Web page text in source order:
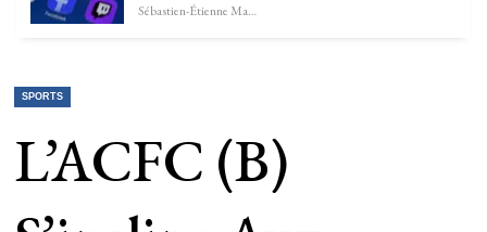
Sébastien-Étienne Marechal
SPORTS
L’ACFC (B)